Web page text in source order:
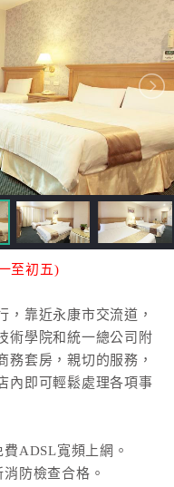
至初五)
靠近永康市交流道，
術學院和統一總公司附
務套房，親切的服務，
內即可輕鬆處理各項事
ADSL寬頻上網。
防檢查合格。